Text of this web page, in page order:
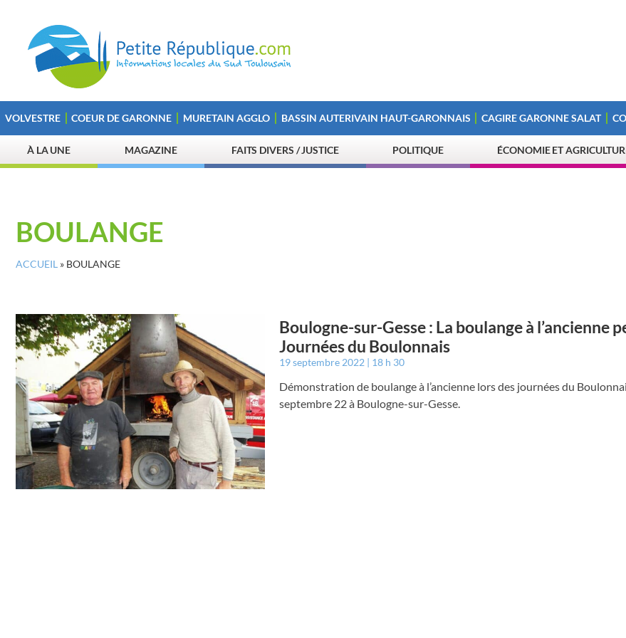
VOLVESTRE COEUR DE GARONNE MURETAIN AGGLO BASSIN AUTERIVAIN HAUT-GARONNAIS CAGIRE GARONNE SALAT
À LA UNE MAGAZINE FAITS DIVERS / JUSTICE POLITIQUE ÉCONOMIE ET
BOULANGE
ACCUEIL » BOULANGE
Boulogne-sur-Gesse : La boulange à l’ancienne
Journées du Boulonnais
19 septembre 2022 18 h 30
Démonstration de boulange à l’ancienne lors des journées du
septembre 22 à Boulogne-sur-Gesse.